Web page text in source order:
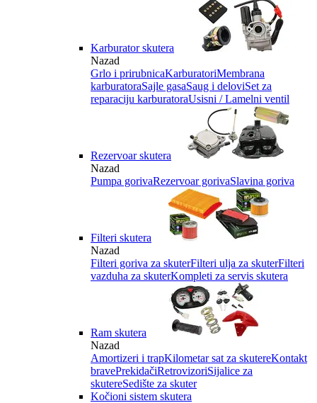
Karburator skutera
Nazad
Grlo i prirubnicaKarburatoriMembrana
karburatoraSajle gasaSaug i deloviSet za
reparaciju karburatoraUsisni / Lamelni ventil
Rezervoar skutera
Nazad
Pumpa gorivaRezervoar gorivaSlavina goriva
Filteri skutera
Nazad
Filteri goriva za skuterFilteri ulja za skuterFilteri
vazduha za skuterKompleti za servis skutera
Ram skutera
Nazad
Amortizeri i trapKilometar sat za skutereKontakt
bravePrekidačiRetrovizoriSijalice za
skutereSedište za skuter
Kočioni sistem skutera